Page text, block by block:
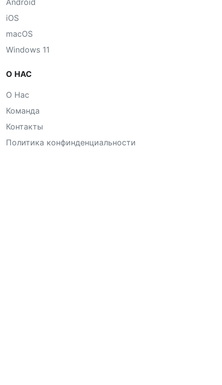
Android
iOS
macOS
Windows 11
О НАС
О Нас
Команда
Контакты
Политика конфинденциальности